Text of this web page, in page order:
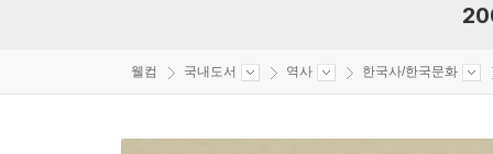
웰컴 국내도서 역사 한국사/한국문화